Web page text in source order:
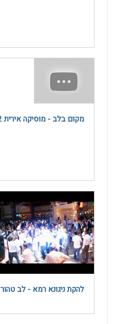
מקום בלב - מוסיקה אירית 2
להקת ניגונא רמא - לב טהור